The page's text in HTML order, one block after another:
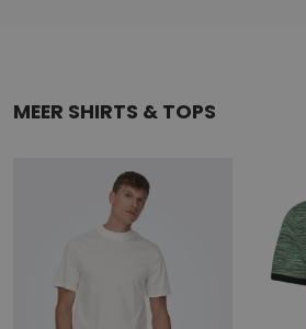
MEER SHIRTS & TOPS